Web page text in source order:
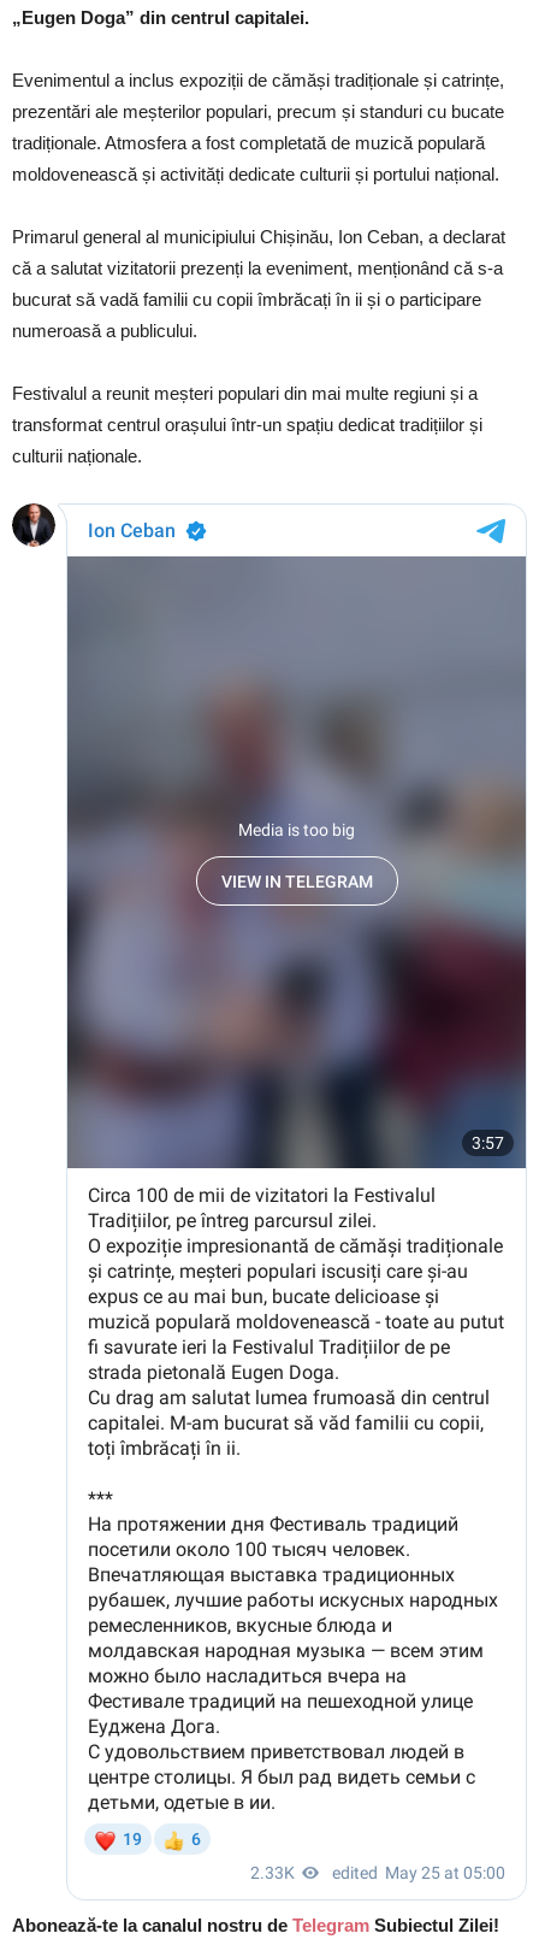
„Eugen Doga” din centrul capitalei.
Evenimentul a inclus expoziții de cămăși tradiționale și catrințe,
prezentări ale meșterilor populari, precum și standuri cu bucate
tradiționale. Atmosfera a fost completată de muzică populară
moldovenească și activități dedicate culturii și portului național.
Primarul general al municipiului Chișinău, Ion Ceban, a declarat
că a salutat vizitatorii prezenți la eveniment, menționând că s-a
bucurat să vadă familii cu copii îmbrăcați în ii și o participare
numeroasă a publicului.
Festivalul a reunit meșteri populari din mai multe regiuni și a
transformat centrul orașului într-un spațiu dedicat tradițiilor și
culturii naționale.
Abonează-te la canalul nostru de Telegram Subiectul Zilei!